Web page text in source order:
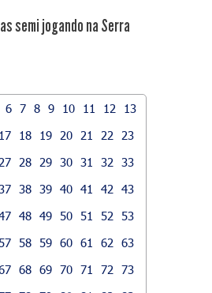
semi jogando na Serra
6 7 8 9 10 11 12
13
17 18 19 20 21 22
23
27 28 29 30 31 32
33
38 39 40 41 42
43
48 49 50 51 52
53
58 59 60 61 62
63
68 69 70 71 72
73